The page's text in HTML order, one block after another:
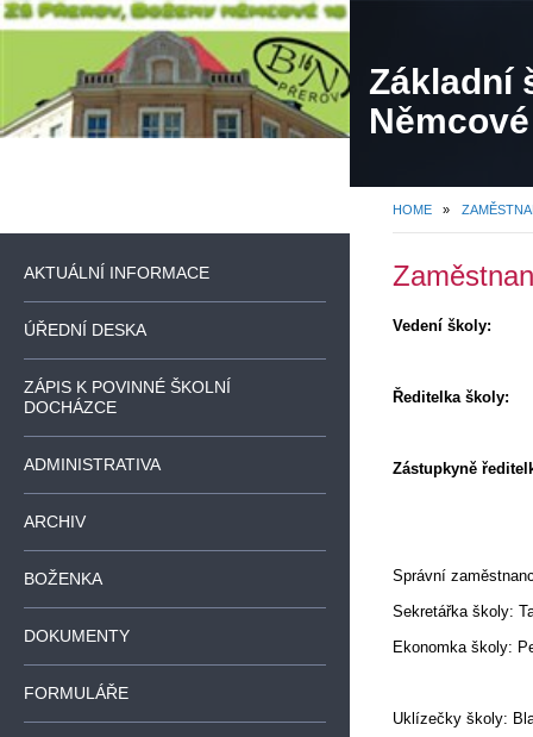
Základní
HOME »
AKTUÁLNÍ INFORMACE
ÚŘEDNÍ DESKA
ZÁPIS K POVINNÉ ŠKOLNÍ
DOCHÁZCE
ADMINISTRATIVA
ARCHIV
BOŽENKA
DOKUMENTY
FORMULÁŘE
Vedení školy:
Ředitelka
Zástupkyně
Správní
Sekretářka školy:
Ekonomka školy:
Uklízečky školy: